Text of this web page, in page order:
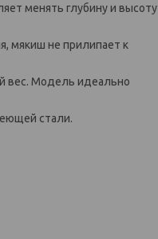
менять глубину и высоту
мякиш не прилипает к
вес. Модель идеально
стали.